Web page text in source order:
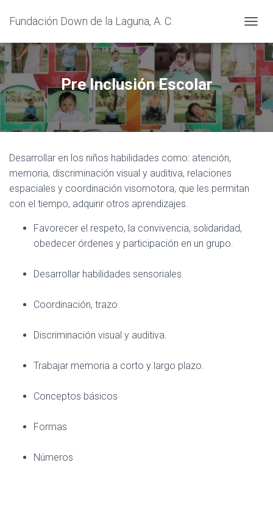
Fundación Down de la Laguna, A. C.
Pre Inclusión Escolar
Desarrollar en los niños habilidades como: atención,
memoria, discriminación visual y auditiva, relaciones
espaciales y coordinación visomotora, que les permitan
con el tiempo, adquirir otros aprendizajes.
Favorecer el respeto, la convivencia, solidaridad,
obedecer órdenes y participación en un grupo.
Desarrollar habilidades sensoriales.
Coordinación, trazo.
Discriminación visual y auditiva.
Trabajar memoria a corto y largo plazo.
Conceptos básicos
Formas
Números